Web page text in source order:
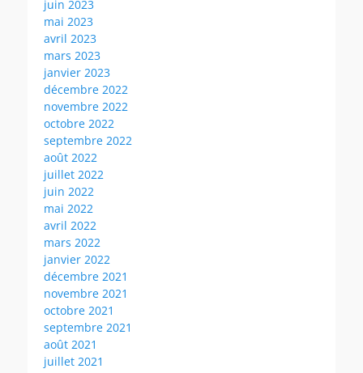
juin 2023
mai 2023
avril 2023
mars 2023
janvier 2023
décembre 2022
novembre 2022
octobre 2022
septembre 2022
août 2022
juillet 2022
juin 2022
mai 2022
avril 2022
mars 2022
janvier 2022
décembre 2021
novembre 2021
octobre 2021
septembre 2021
août 2021
juillet 2021